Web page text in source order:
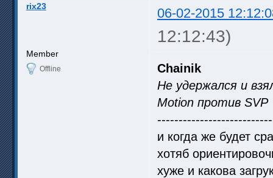
rix23 06-02-2015
12:12:43)
Member
Offline
Chainik
Не удержался и
Motion против SVP
и когда же будет
хотяб
хуже и какова